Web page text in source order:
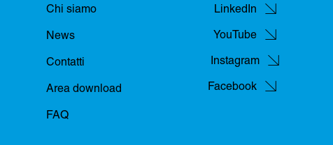
Chi siamo
News
Contatti
Area download
FAQ
LinkedIn
YouTube
Instagram
Facebook